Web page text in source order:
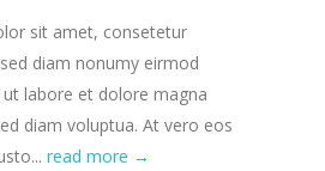
sit amet, consetetur
diam nonumy eirmod
labore et dolore magna
diam voluptua. At vero eos
read more →